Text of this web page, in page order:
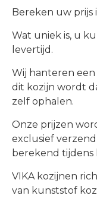
Bereken uw prijs
Wat uniek is, u
levertijd.
Wij hanteren
dit kozijn wordt
zelf ophalen.
Onze prijzen
exclusief
berekend tijdens
VIKA kozijnen
van kunststof